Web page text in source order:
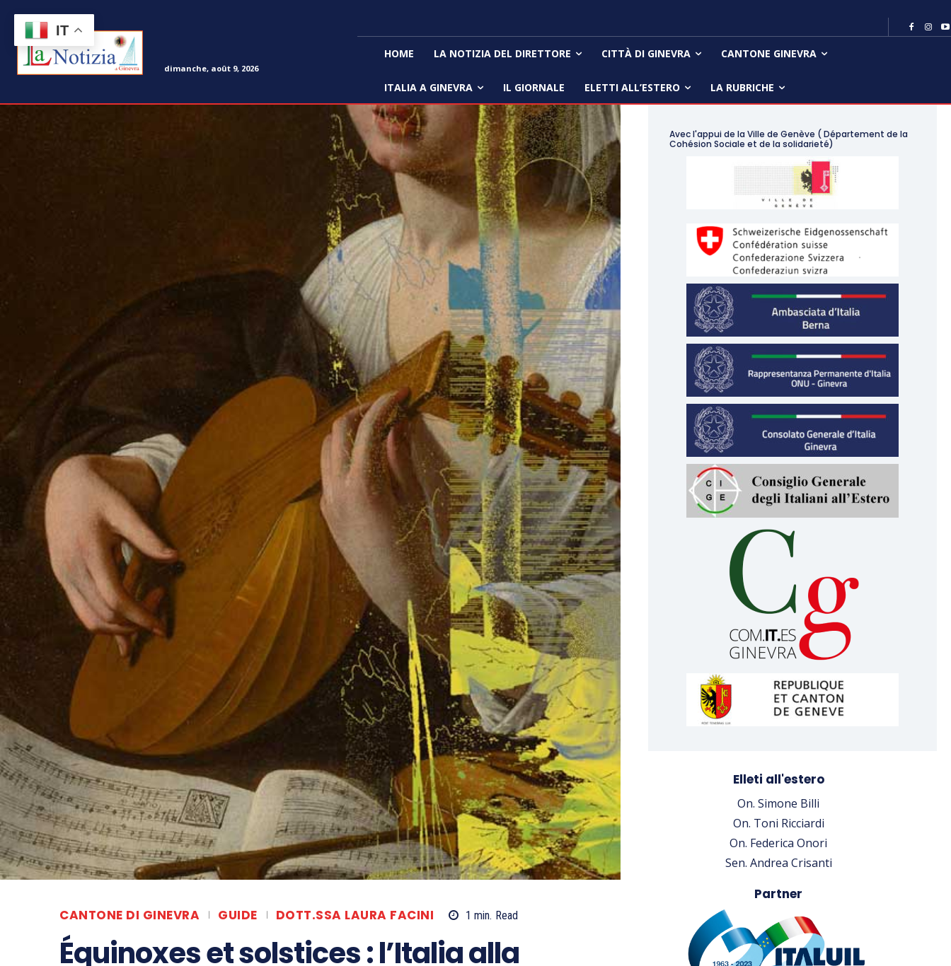
dimanche, août 9, 2026
HOME LA NOTIZIA DEL DIRETTORE CITTÀ DI GINEVRA CANTONE GINEVRA
ITALIA A GINEVRA IL GIORNALE ELETTI ALL’ESTERO LA RUBRICHE
CANTONE DI GINEVRA GUIDE DOTT.SSA LAURA FACINI 1 min. Read
Équinoxes et solstices : l’Italia alla
Avec l'appui de la Ville de Genève ( Département de la
Cohésion Sociale et de la solidarieté)
Elleti all'estero
On. Simone Billi
On. Toni Ricciardi
On. Federica Onori
Sen. Andrea Crisanti
Partner
IT